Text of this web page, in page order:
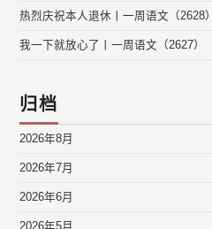
热烈庆祝本人退休丨一周语文（2628）
我一下就放心了丨一周语文（2627）
归档
2026年8月
2026年7月
2026年6月
2026年5月